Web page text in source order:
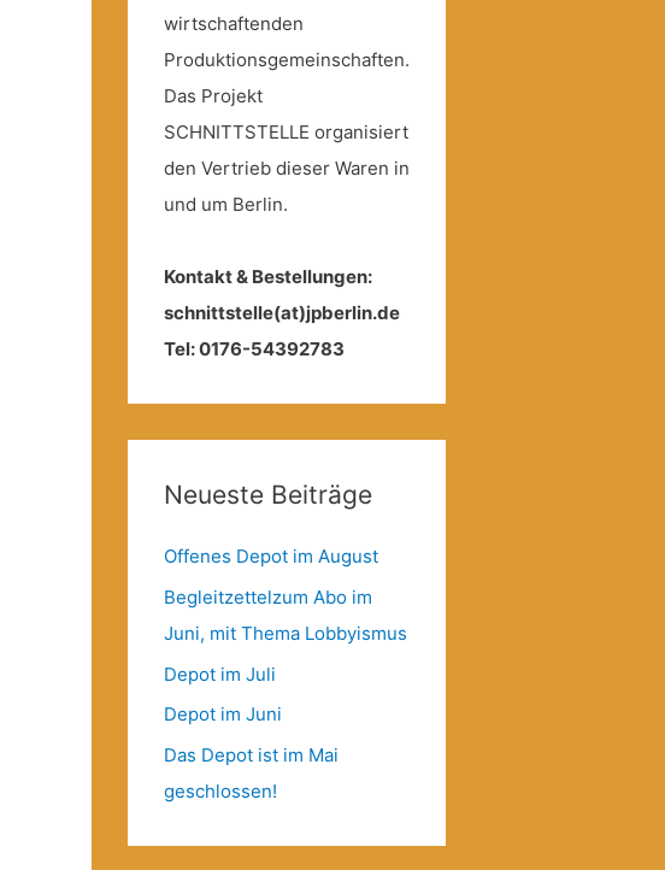
wirtschaftenden
Produktionsgemeinschaften.
Das Projekt
SCHNITTSTELLE organisiert
den Vertrieb dieser Waren in
und um Berlin.
Kontakt & Bestellungen:
schnittstelle(at)jpberlin.de
Tel: 0176-54392783
Neueste Beiträge
Offenes Depot im August
Begleitzettelzum Abo im
Juni, mit Thema Lobbyismus
Depot im Juli
Depot im Juni
Das Depot ist im Mai
geschlossen!